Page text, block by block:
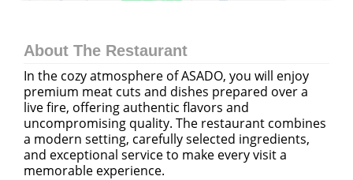
About The Restaurant
In the cozy atmosphere of ASADO, you will enjoy
premium meat cuts and dishes prepared over a
live fire, offering authentic flavors and
uncompromising quality. The restaurant combines
a modern setting, carefully selected ingredients,
and exceptional service to make every visit a
memorable experience.